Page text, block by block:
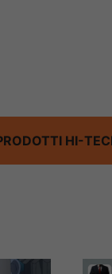
HI-